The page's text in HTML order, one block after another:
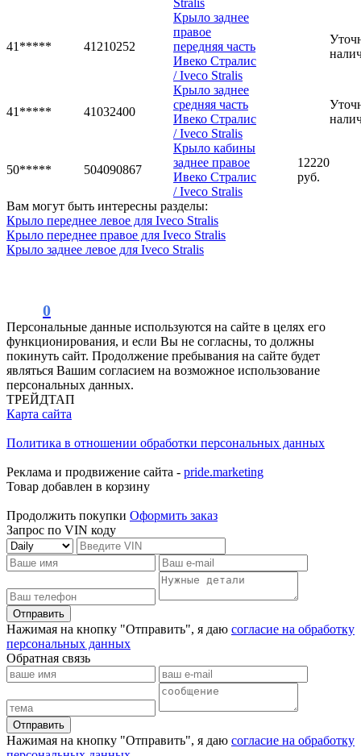
41***** 41210252
Крыло заднее
правое
передняя часть
Ивеко Стралис
/ Iveco Stralis
41***** 41032400
Крыло заднее
средняя часть
Ивеко Стралис
/ Iveco Stralis
50***** 504090867
Крыло кабины
заднее правое
Ивеко Стралис
/ Iveco Stralis
12220
руб.
Вам могут быть интересны разделы:
Крыло переднее левое для Iveco Stralis
Крыло переднее правое для Iveco Stralis
Крыло заднее левое для Iveco Stralis
0
Персональные данные используются на сайте в целях его
функционирования, и если Вы не согласны, то должны
покинуть сайт. Продолжение пребывания на сайте будет
являться Вашим согласием на возможное использование
персональных данных.
ТРЕЙДТАП
Карта сайта
Политика в отношении обработки персональных данных
Реклама и продвижение сайта - pride.marketing
Товар добавлен в корзину
Продолжить покупки Оформить заказ
Запрос по VIN коду
Отправить
Нажимая на кнопку "Отправить", я даю согласие на обработку
персональных данных
Обратная связь
Отправить
Нажимая на кнопку "Отправить", я даю согласие на обработку